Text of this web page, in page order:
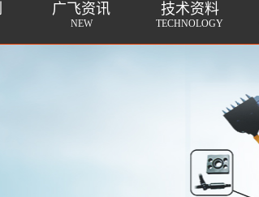
广飞资讯
NEW
技术资料
TECHNOLOGY